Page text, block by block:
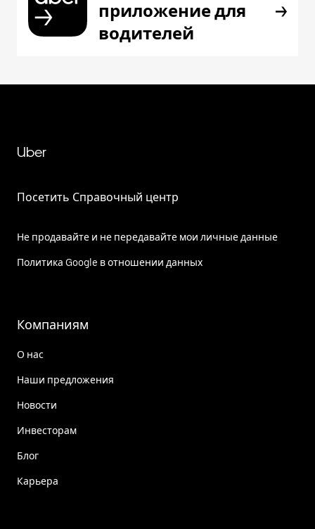
приложение для
водителей
Uber
Посетить Справочный центр
Не продавайте и не передавайте мои личные данные
Политика Google в отношении данных
Компаниям
О нас
Наши предложения
Новости
Инвесторам
Блог
Карьера